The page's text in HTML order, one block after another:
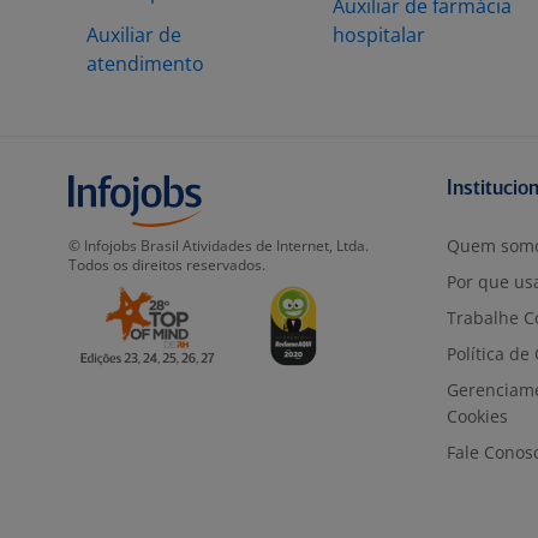
Auxiliar de
atendimento
Auxiliar de farmácia
hospitalar
© Infojobs Brasil Atividades de Internet, Ltda.
Todos os direitos reservados.
Quem
Por que
Trabalhe
Política de
Cookies
Fale